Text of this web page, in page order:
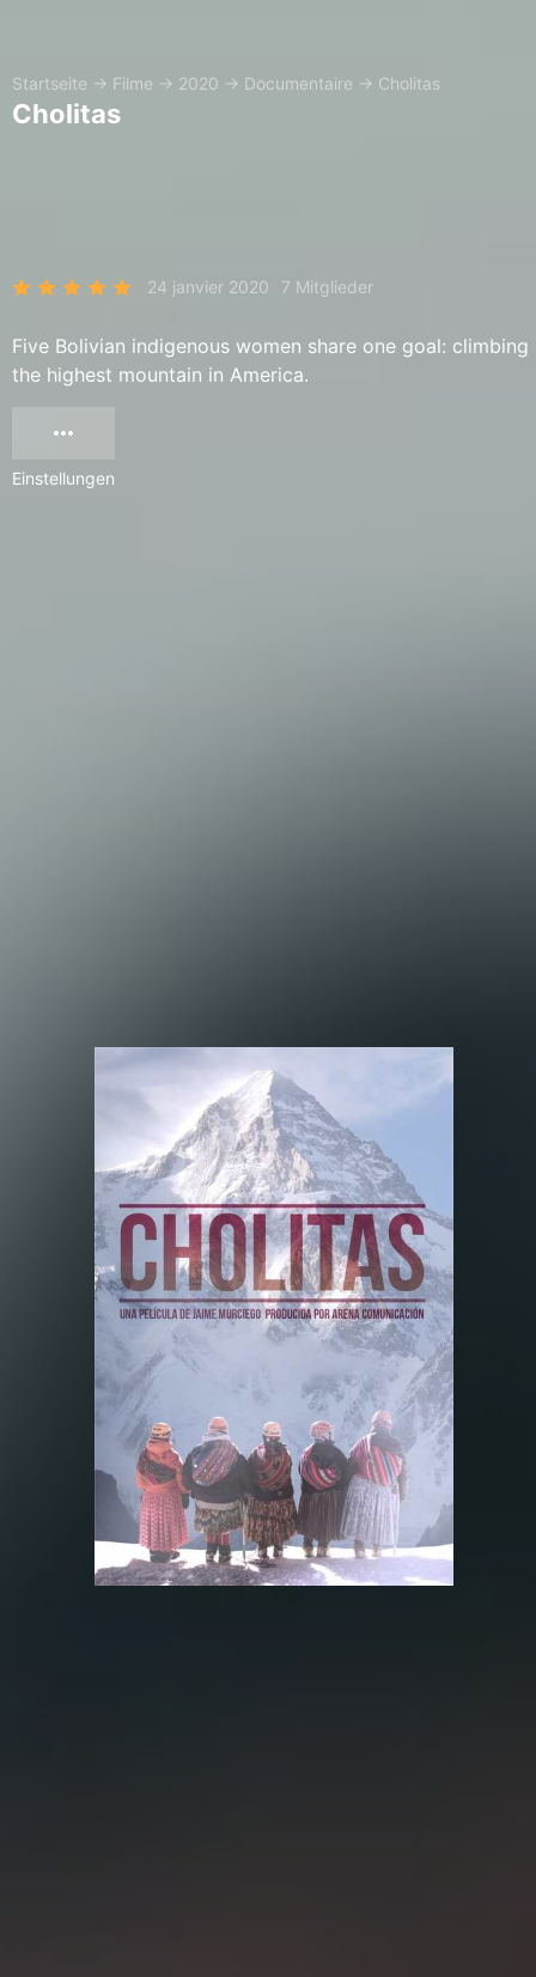
Startseite → Filme → 2020 → Documentaire → Cholitas
Cholitas
24 janvier 2020 7 Mitglieder
Five Bolivian indigenous women share one goal: climbing
the highest mountain in America.
Einstellungen